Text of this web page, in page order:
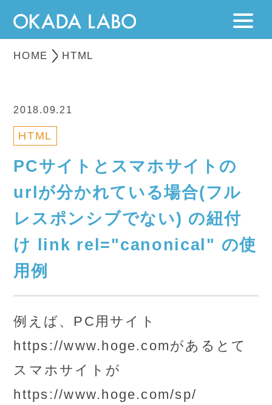
HOME HTML
2018.09.21
HTML
PCサイトとスマホサイトの
urlが分かれている場合(フル
レスポンシブでない) の紐付
け link rel="canonical" の使
用例
例えば、PC用サイト
https://www.hoge.comがあるとて
スマホサイトが
https://www.hoge.com/sp/